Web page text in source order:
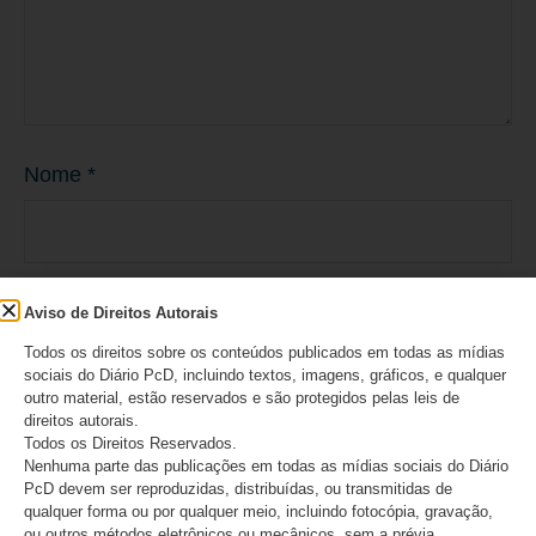
Nome *
E-mail *
Site
Aviso de Direitos Autorais
Todos os direitos sobre os conteúdos publicados em todas as mídias
sociais do Diário PcD, incluindo textos, imagens, gráficos, e qualquer
outro material, estão reservados e são protegidos pelas leis de
direitos autorais.
Todos os Direitos Reservados.
Nenhuma parte das publicações em todas as mídias sociais do Diário
PcD devem ser reproduzidas, distribuídas, ou transmitidas de
qualquer forma ou por qualquer meio, incluindo fotocópia, gravação,